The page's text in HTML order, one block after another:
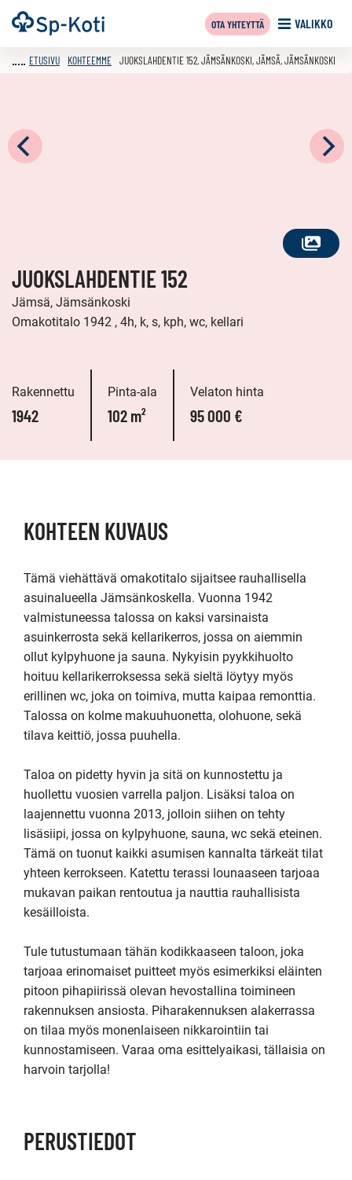
Siirry
sisältöön
Etusivu VALIKKO
OTA YHTEYTTÄ
KATSO
ETUSIVU KOHTEEMME JUOKSLAHDENTIE 152, JÄMSÄNKOSKI, JÄMSÄ, JÄMSÄNKOSKI
JUOKSLAHDENTIE 152
Jämsä, Jämsänkoski
Omakotitalo 1942 , 4h, k, s, kph, wc, kellari
Rakennettu
1942
Pinta-ala
102 m²
Velaton hinta
95 000 €
KOHTEEN KUVAUS
Tämä viehättävä omakotitalo sijaitsee rauhallisella
asuinalueella Jämsänkoskella. Vuonna 1942
valmistuneessa talossa on kaksi varsinaista
asuinkerrosta sekä kellarikerros, jossa on aiemmin
ollut kylpyhuone ja sauna. Nykyisin pyykkihuolto
hoituu kellarikerroksessa sekä sieltä löytyy myös
erillinen wc, joka on toimiva, mutta kaipaa remonttia.
Talossa on kolme makuuhuonetta, olohuone, sekä
tilava keittiö, jossa puuhella.
Taloa on pidetty hyvin ja sitä on kunnostettu ja
huollettu vuosien varrella paljon. Lisäksi taloa on
laajennettu vuonna 2013, jolloin siihen on tehty
lisäsiipi, jossa on kylpyhuone, sauna, wc sekä eteinen.
Tämä on tuonut kaikki asumisen kannalta tärkeät tilat
yhteen kerrokseen. Katettu terassi lounaaseen tarjoaa
mukavan paikan rentoutua ja nauttia rauhallisista
kesäilloista.
Tule tutustumaan tähän kodikkaaseen taloon, joka
tarjoaa erinomaiset puitteet myös esimerkiksi eläinten
pitoon pihapiirissä olevan hevostallina toimineen
rakennuksen ansiosta. Piharakennuksen alakerrassa
on tilaa myös monenlaiseen nikkarointiin tai
kunnostamiseen. Varaa oma esittelyaikasi, tällaisia on
harvoin tarjolla!
PERUSTIEDOT